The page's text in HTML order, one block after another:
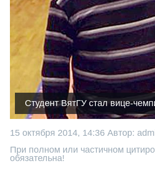
Студент ВятГУ стал вице-
15 октября 2014, 14:36 Автор:
При полном или частичном
обязательна!